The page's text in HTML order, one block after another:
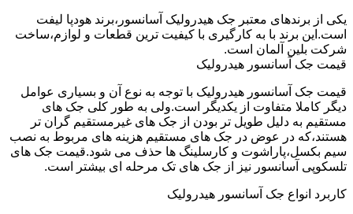
یکی از برندهای معتبر جک هیدرولیک آسانسور،برند هودپا لیفت
است.این برند با به کارگیری با کیفیت ترین قطعات و لوازم،ساخت
شرکت بلین آلمان است.
قیمت جک آسانسور هیدرولیک
قیمت جک آسانسور هیدرولیک با توجه به نوع آن و بسیاری عوامل
دیگر کاملا متفاوت از یکدیگر است.ولی به طور کلی جک های
مستقیم به دلیل طویل تر بودن از جک های غیرمستقیم گران تر
هستند،که در عوض در جک های مستقیم هزینه های مربوط به نصب
سیم بکسل،پاراشوت و کارسلینگ ها حذف می شود.قیمت جک های
تلسکوپی آسانسور نیز از جک های تک مرحله ای بیشتر است.
کاربرد انواع جک آسانسور هیدرولیک